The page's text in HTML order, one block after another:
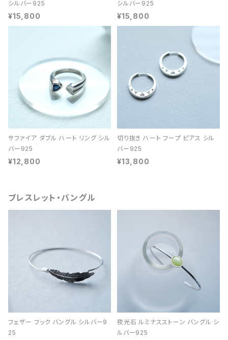
シルバー925
¥15,800
シルバー925
¥15,800
サファイア ダブル ハート リング シル
バー925
¥12,800
切り抜き ハート フープ ピアス シル
バー925
¥13,800
ブレスレット・バングル
フェザー フック バングル シルバー9
25
夜光石 ルミナスストーン バングル シ
ルバー925